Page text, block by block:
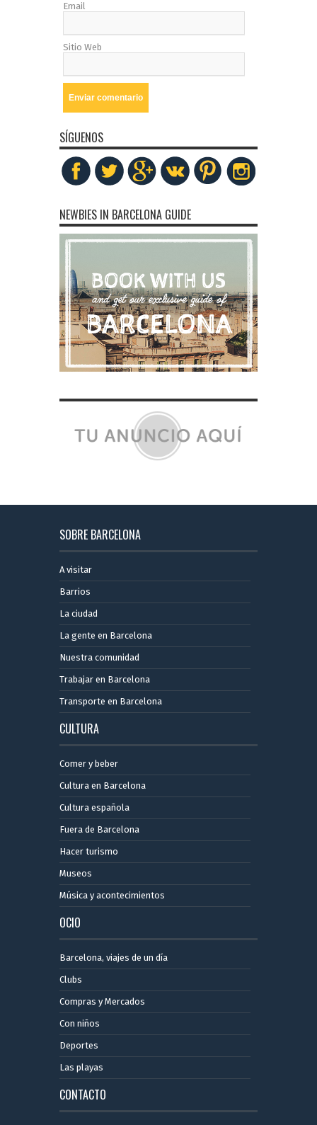
Email
Sitio Web
SÍGUENOS
NEWBIES IN BARCELONA GUIDE
SOBRE BARCELONA
A visitar
Barrios
La ciudad
La gente en Barcelona
Nuestra comunidad
Trabajar en Barcelona
Transporte en Barcelona
CULTURA
Comer y beber
Cultura en Barcelona
Cultura española
Fuera de Barcelona
Hacer turismo
Museos
Música y acontecimientos
OCIO
Barcelona, ​​viajes de un día
Clubs
Compras y Mercados
Con niños
Deportes
Las playas
CONTACTO